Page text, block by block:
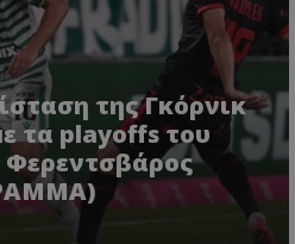
της Γκόρνικ
τα playoffs του
Φερεντσβάρος